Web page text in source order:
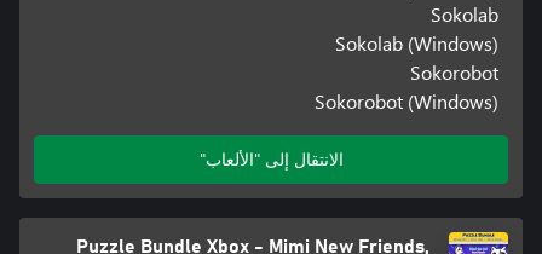
Sokolab
Sokolab (Windows)
Sokorobot
Sokorobot (Windows)
الانتقال إلى "الألعاب"
Puzzle Bundle Xbox - Mimi New Friends,